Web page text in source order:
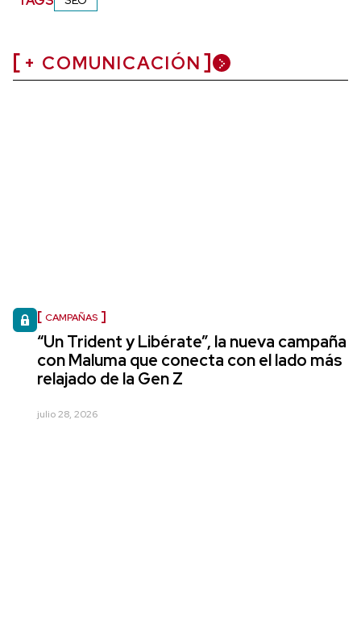
+ COMUNICACIÓN
CAMPAÑAS
“Un Trident y Libérate”, la nueva campaña
con Maluma que conecta con el lado más
relajado de la Gen Z
julio 28, 2026